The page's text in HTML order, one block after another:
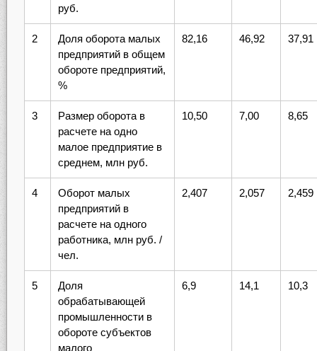
руб.
2
Доля оборота малых
предприятий в общем
обороте предприятий,
%
82,16 46,92 37,91
3
Размер оборота в
расчете на одно
малое предприятие в
среднем, млн руб.
10,50 7,00 8,65
4
Оборот малых
предприятий в
расчете на одного
работника, млн руб. /
чел.
2,407 2,057 2,459
5
Доля
обрабатывающей
промышленности в
обороте субъектов
малого
6,9 14,1 10,3